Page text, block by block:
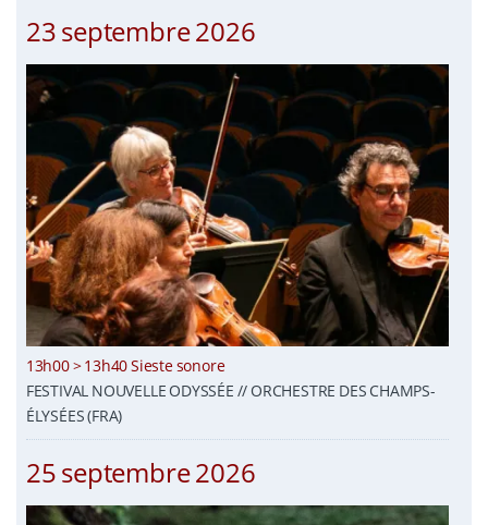
23 septembre 2026
13h00 > 13h40 Sieste sonore
FESTIVAL NOUVELLE ODYSSÉE // ORCHESTRE DES CHAMPS-
ÉLYSÉES (FRA)
25 septembre 2026